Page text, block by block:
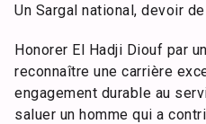
Un Sargal national, devoir
Honorer El Hadji Diouf par
reconnaître une carrière
engagement durable au
saluer un homme qui a